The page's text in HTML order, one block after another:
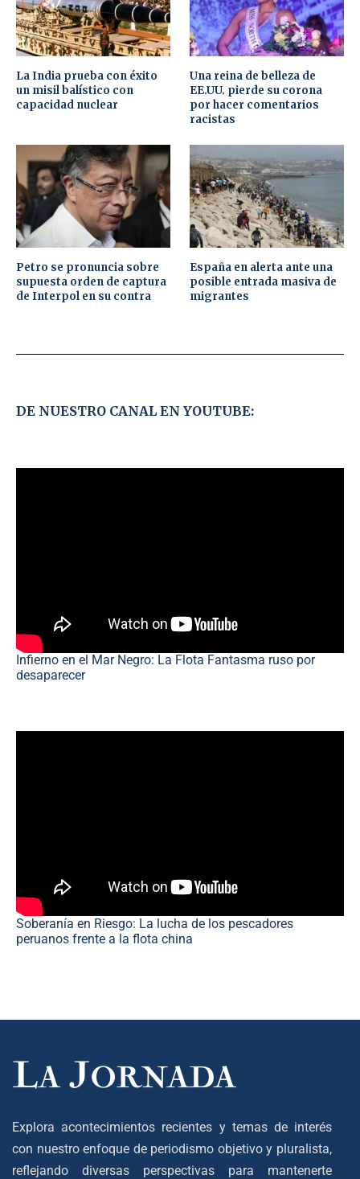
La India prueba con éxito
un misil balístico con
capacidad nuclear
Una reina de belleza de
EE.UU. pierde su corona
por hacer comentarios
racistas
Petro se pronuncia sobre
supuesta orden de captura
de Interpol en su contra
España en alerta ante una
posible entrada masiva de
migrantes
DE NUESTRO CANAL EN YOUTUBE:
Infierno en el Mar Negro: La Flota Fantasma ruso por
desaparecer
Soberanía en Riesgo: La lucha de los pescadores
peruanos frente a la flota china
Explora acontecimientos recientes y temas de interés
con nuestro enfoque de periodismo objetivo y pluralista,
reflejando diversas perspectivas para mantenerte